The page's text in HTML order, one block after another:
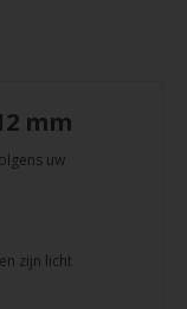
mm
uw
zijn licht